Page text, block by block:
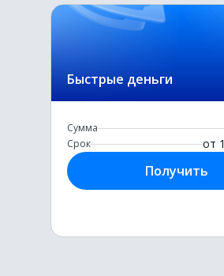
Быстрые деньги
Сумма
Срок от 1
Получить